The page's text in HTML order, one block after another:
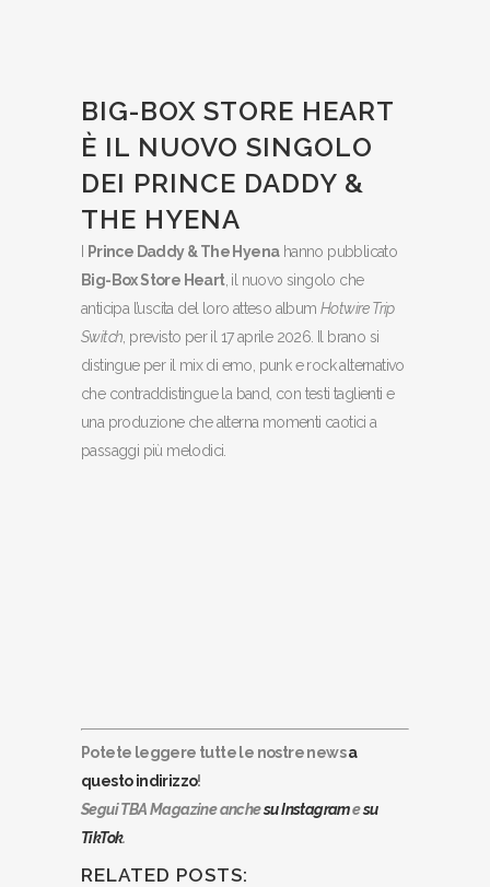
BIG-BOX STORE HEART
È IL NUOVO SINGOLO
DEI PRINCE DADDY &
THE HYENA
Prince Daddy & The Hyenahanno pubblicato
Big-Box Store Heart, il nuovo singolo che
anticipa l’uscita del loro atteso album Hotwire Trip
Switch , previsto per il 17 aprile 2026. Il brano si
distingue per il mix di emo, punk e rock alternativo
che contraddistingue la band, con testi taglienti e
una produzione che alterna momenti caotici a
passaggi più melodici.
Potete leggere tutte le nostre newsa
questo indirizzo!
Segui TBA Magazine anchesu Instagramesu
TikTok.
RELATED POSTS: